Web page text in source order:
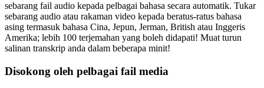
sebarang fail audio kepada pelbagai bahasa secara automatik. Tukar
sebarang audio atau rakaman video kepada beratus-ratus bahasa
asing termasuk bahasa Cina, Jepun, Jerman, British atau Inggeris
Amerika; lebih 100 terjemahan yang boleh didapati! Muat turun
salinan transkrip anda dalam beberapa minit!
Disokong oleh pelbagai fail media